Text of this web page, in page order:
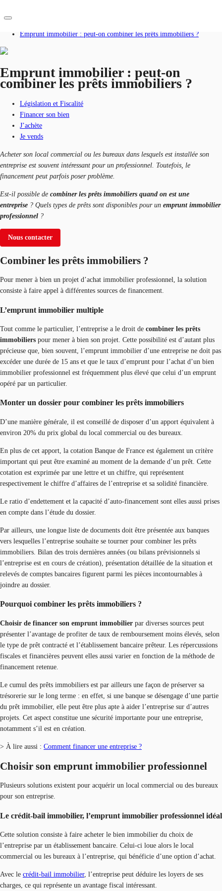
Blog
Données marchés
Pourquoi JLL?
NxT
Flex & Co-working
Favoris
Nous contacter
Emprunt immobilier : peut-on combiner les prêts immobiliers ?
Emprunt immobilier : peut-on
combiner les prêts immobiliers ?
Législation et Fiscalité
Financer son bien
J’achète
Je vends
Acheter son local commercial ou les bureaux dans lesquels est installée son
entreprise est souvent intéressant pour un professionnel. Toutefois, le
financement peut parfois poser problème.
Est-il possible de combiner les prêts immobiliers quand on est une
entreprise ? Quels types de prêts sont disponibles pour un emprunt immobilier
professionnel ?
Nous contacter
Combiner les prêts immobiliers ?
Pour mener à bien un projet d’achat immobilier professionnel, la solution
consiste à faire appel à différentes sources de financement.
L’emprunt immobilier multiple
Tout comme le particulier, l’entreprise a le droit de combiner les prêts
immobiliers pour mener à bien son projet. Cette possibilité est d’autant plus
précieuse que, bien souvent, l’emprunt immobilier d’une entreprise ne doit pas
excéder une durée de 15 ans et que le taux d’emprunt pour l’achat d’un bien
immobilier professionnel est fréquemment plus élevé que celui d’un emprunt
opéré par un particulier.
Monter un dossier pour combiner les prêts immobiliers
D’une manière générale, il est conseillé de disposer d’un apport équivalent à
environ 20% du prix global du local commercial ou des bureaux.
En plus de cet apport, la cotation Banque de France est également un critère
important qui peut être examiné au moment de la demande d’un prêt. Cette
cotation est exprimée par une lettre et un chiffre, qui représentent
respectivement le chiffre d’affaires de l’entreprise et sa solidité financière.
Le ratio d’endettement et la capacité d’auto-financement sont elles aussi prises
en compte dans l’étude du dossier.
Par ailleurs, une longue liste de documents doit être présentée aux banques
vers lesquelles l’entreprise souhaite se tourner pour combiner les prêts
immobiliers. Bilan des trois dernières années (ou bilans prévisionnels si
l’entreprise est en cours de création), présentation détaillée de la situation et
relevés de comptes bancaires figurent parmi les pièces incontournables à
joindre au dossier.
Pourquoi combiner les prêts immobiliers ?
Choisir de financer son emprunt immobilier par diverses sources peut
présenter l’avantage de profiter de taux de remboursement moins élevés, selon
le type de prêt contracté et l’établissement bancaire prêteur. Les répercussions
fiscales et financières peuvent elles aussi varier en fonction de la méthode de
financement retenue.
Le cumul des prêts immobiliers est par ailleurs une façon de préserver sa
trésorerie sur le long terme : en effet, si une banque se désengage d’une partie
du prêt immobilier, elle peut être plus apte à aider l’entreprise sur d’autres
projets. Cet aspect constitue une sécurité importante pour une entreprise,
notamment s’il est en création.
> À lire aussi : Comment financer une entreprise ?
Choisir son emprunt immobilier professionnel
Plusieurs solutions existent pour acquérir un local commercial ou des bureaux
pour son entreprise.
Le crédit-bail immobilier, l’emprunt immobilier professionnel idéal
Cette solution consiste à faire acheter le bien immobilier du choix de
l’entreprise par un établissement bancaire. Celui-ci loue alors le local
commercial ou les bureaux à l’entreprise, qui bénéficie d’une option d’achat.
Avec le crédit-bail immobilier, l’entreprise peut déduire les loyers de ses
charges, ce qui représente un avantage fiscal intéressant.